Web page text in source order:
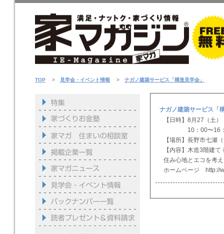
TOP > 見学会・イベント情報 > ナガノ建築サービス「構造見学会」
ナガノ建築サービス「
【日時】8月27（土
10：00〜16
【場所】長野市七瀬
【内容】木造3階建
住み心地とエコを考
ホームページ http://